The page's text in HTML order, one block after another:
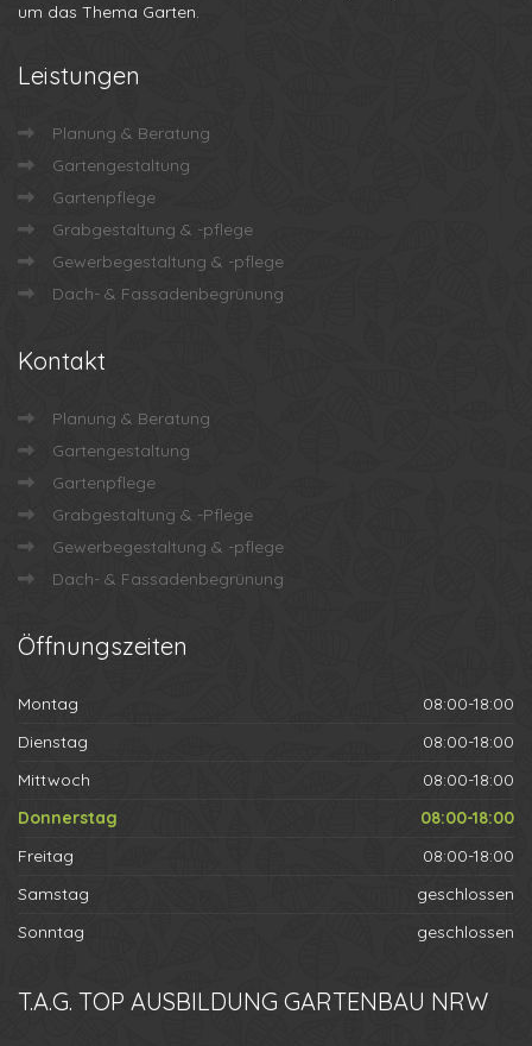
um das Thema Garten.
Leistungen
Planung & Beratung
Gartengestaltung
Gartenpflege
Grabgestaltung & -pflege
Gewerbegestaltung & -pflege
Dach- & Fassadenbegrünung
Kontakt
Planung & Beratung
Gartengestaltung
Gartenpflege
Grabgestaltung & -Pflege
Gewerbegestaltung & -pflege
Dach- & Fassadenbegrünung
Öffnungszeiten
Montag
08:00-18:00
Dienstag
08:00-18:00
Mittwoch
08:00-18:00
Donnerstag
08:00-18:00
Freitag
08:00-18:00
Samstag
geschlossen
Sonntag
geschlossen
T.A.G. TOP AUSBILDUNG GARTENBAU NRW